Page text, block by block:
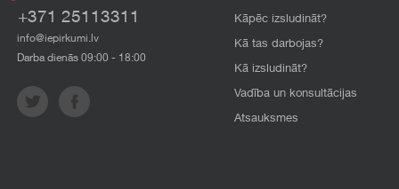
+371 25113311
info@iepirkumi.lv
Darba dienās 09:00 - 18:00
Kāpēc izsludināt?
Kā tas darbojas?
Kā izsludināt?
Vadība un konsultācijas
Atsauksmes